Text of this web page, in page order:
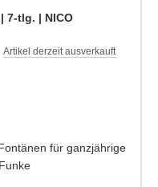
7-tlg. | NICO
Artikel derzeit ausverkauft